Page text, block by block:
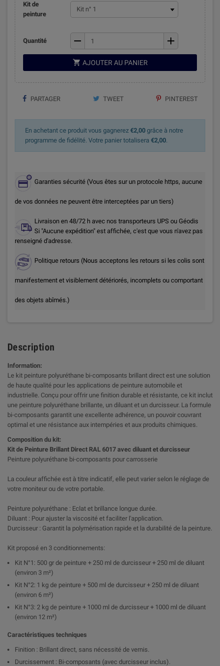
Kit de
peinture
Quantité remove add
 AJOUTER AU PANIER
PARTAGER TWEET PINTEREST
En achetant ce produit vous gagnerez €2,00 grâce à notre
programme de fidélité. Votre panier totalisera €2,00.
Garanties sécurité (Vous êtes sur un protocole https, aucune
de vos données ne peuvent être interceptées par un tiers)
Livraison en 48/72 h avec nos transporteurs UPS ou Géodis
Si "Aucune expédition" est affichée, c'est que vous n'avez pas
renseigné d'adresse.
Politique retours (Nous acceptons les retours si les colis sont
manifestement et visiblement détériorés, incomplets ou comportant
des objets abîmés.)
Description
Information:
Le kit peinture polyuréthane bi-composants brillant direct est une solution
de haute qualité pour les applications de peinture automobile et
industrielle. Conçu pour offrir une finition durable et résistante, ce kit inclut
une peinture polyuréthane brillante, un diluant et un durcisseur. La formule
bi-composants garantit une excellente adhérence, un pouvoir couvrant
optimal et une résistance aux intempéries et aux produits chimiques.
Composition du kit:
Kit de Peinture Brillant Direct RAL 6017 avec diluant et durcisseur
Peinture polyuréthane bi-composants pour carrosserie
La couleur affichée est à titre indicatif, elle peut varier selon le réglage de
votre moniteur ou de votre portable.
Peinture polyuréthane : Eclat et brillance longue durée.
Diluant : Pour ajuster la viscosité et faciliter l'application.
Durcisseur : Garantit la polymérisation rapide et la durabilité de la peinture.
Kit proposé en 3 conditionnements:
Kit N°1: 500 gr de peinture + 250 ml de durcisseur + 250 ml de diluant
(environ 3 m²)
Kit N°2: 1 kg de peinture + 500 ml de durcisseur + 250 ml de diluant
(environ 6 m²)
Kit N°3: 2 kg de peinture + 1000 ml de durcisseur + 1000 ml de diluant
(environ 12 m²)
Caractéristiques techniques
Finition : Brillant direct, sans nécessité de vernis.
Durcissement : Bi-composants (avec durcisseur inclus).